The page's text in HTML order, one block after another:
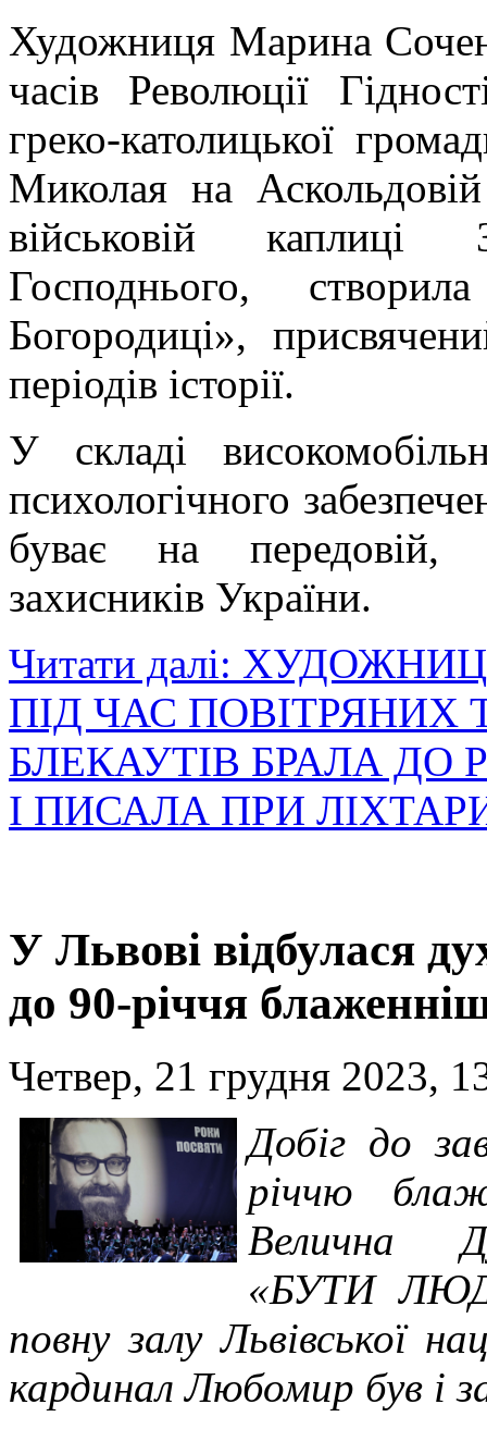
Художниця Марина
часів Революції
греко-католицької
Миколая на
військовій каплиці
Господнього,
Богородиці»,
періодів історії.
У складі
психологічного
буває на передовій,
захисників України.
Читати далі:
ПІД ЧАС ПОВІТРЯНИХ
БЛЕКАУТІВ БРАЛА
І ПИСАЛА ПРИ
У Львові відбулася
до 90-річчя
Четвер, 21 грудня 2023,
Добіг до
річчю
Велична
«БУТИ
повну залу Львівської
кардинал Любомир був і